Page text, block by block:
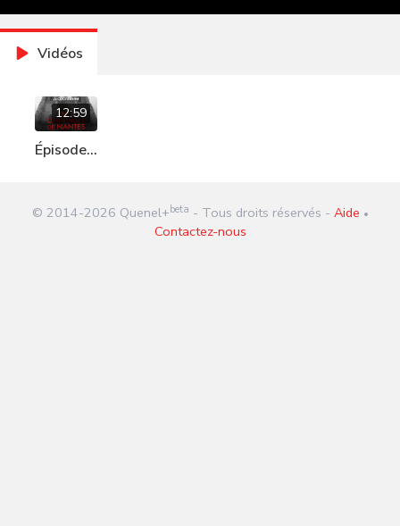
Vidéos
12:59
Épisode
de
© 2014-2026 Quenel+ beta - Tous droits réservés - Aide •
Contactez-nous